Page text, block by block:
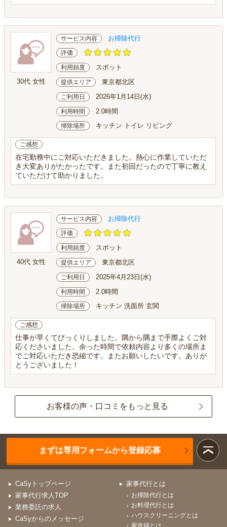
30代 女性
サービス内容 お掃除代行
評価
利用頻度 スポット
提供エリア 東京都北区
ご利用日 2026年1月14日(水)
利用時間 2.0時間
掃除場所 キッチン トイレ リビング
ご感想
在宅勤務中にご対応いただきました。熱心に作業していただ
き大変ありがたかったです。また初回だったので丁寧に教え
ていただけて助かりました。
40代 女性
サービス内容 お掃除代行
評価
利用頻度 スポット
提供エリア 東京都北区
ご利用日 2025年4月23日(水)
利用時間 2.0時間
掃除場所 キッチン 洗面所 玄関
ご感想
仕事が早くてびっくりしました。隅から隅まで手際よくご対
応くださいました。余った時間で依頼内容より多くの場所ま
でご対応いただき恐縮です。またお願いしたいです。ありが
とうございました！
お客様の声・口コミをもっと見る
まずは専用フォームから登録応募
CaSyトップページ
家事代行求人TOP
業務委託の求人
CaSyからのメッセージ
家事代行とは
お掃除代行とは
お料理代行とは
ハウスクリーニングとは
家政婦とは